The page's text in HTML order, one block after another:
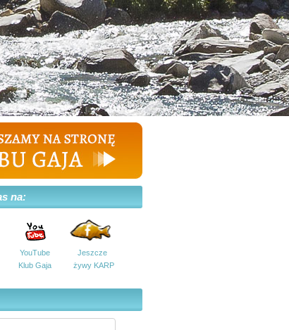
na:
YouTube
Klub Gaja
Jeszcze
żywy KARP